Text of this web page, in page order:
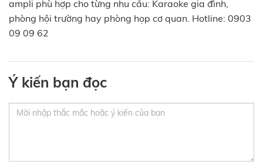
ampli phù hợp cho từng nhu cầu: Karaoke gia đình,
phòng hội trường hay phòng họp cơ quan. Hotline: 0903
09 09 62
Ý kiến bạn đọc